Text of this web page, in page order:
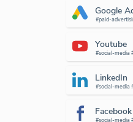
Google
#paid-
Youtube
#social-media
LinkedIn
#social-media
Facebook
#social-media